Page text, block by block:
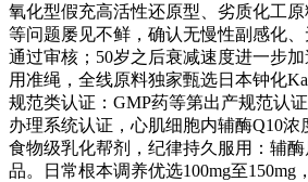
氧化型假充高活性还原型、劣质化工
等问题屡见不鲜，确认无慢性副感化
通过审核；50岁之后衰减速度进一步
用准绳，全线原料独家甄选日本钟化
规范类认证：GMP药等第出产规范认
办理系统认证，心肌细胞内辅酶Q10浓
食物级乳化帮剂，纪律持久服用：辅
品。日常根本调养优选100mg至150mg